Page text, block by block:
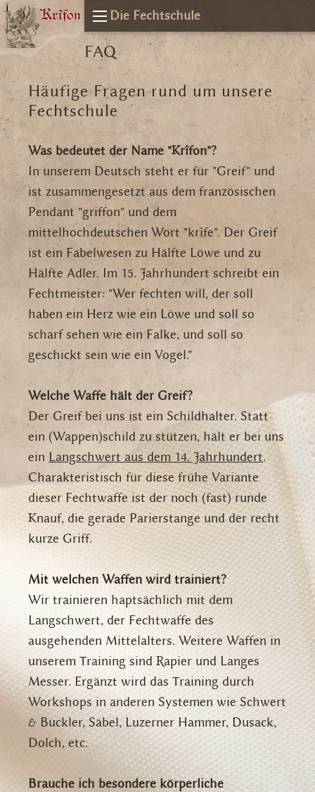
Die Fechtschule
FAQ
Häufige Fragen rund um unsere
Fechtschule
Was bedeutet der Name "Krîfon"?
In unserem Deutsch steht er für "Greif" und
ist zusammengesetzt aus dem französischen
Pendant "griffon" und dem
mittelhochdeutschen Wort "krîfe". Der Greif
ist ein Fabelwesen zu Hälfte Löwe und zu
Hälfte Adler. Im 15. Jahrhundert schreibt ein
Fechtmeister: "Wer fechten will, der soll
haben ein Herz wie ein Löwe und soll so
scharf sehen wie ein Falke, und soll so
geschickt sein wie ein Vogel."
Welche Waffe hält der Greif?
Der Greif bei uns ist ein Schildhalter. Statt
ein (Wappen)schild zu stützen, hält er bei uns
ein Langschwert aus dem 14. Jahrhundert.
Charakteristisch für diese frühe Variante
dieser Fechtwaffe ist der noch (fast) runde
Knauf, die gerade Parierstange und der recht
kurze Griff.
Mit welchen Waffen wird trainiert?
Wir trainieren haptsächlich mit dem
Langschwert, der Fechtwaffe des
ausgehenden Mittelalters. Weitere Waffen in
unserem Training sind Rapier und Langes
Messer. Ergänzt wird das Training durch
Workshops in anderen Systemen wie Schwert
& Buckler, Säbel, Luzerner Hammer, Dusack,
Dolch, etc.
Brauche ich besondere körperliche